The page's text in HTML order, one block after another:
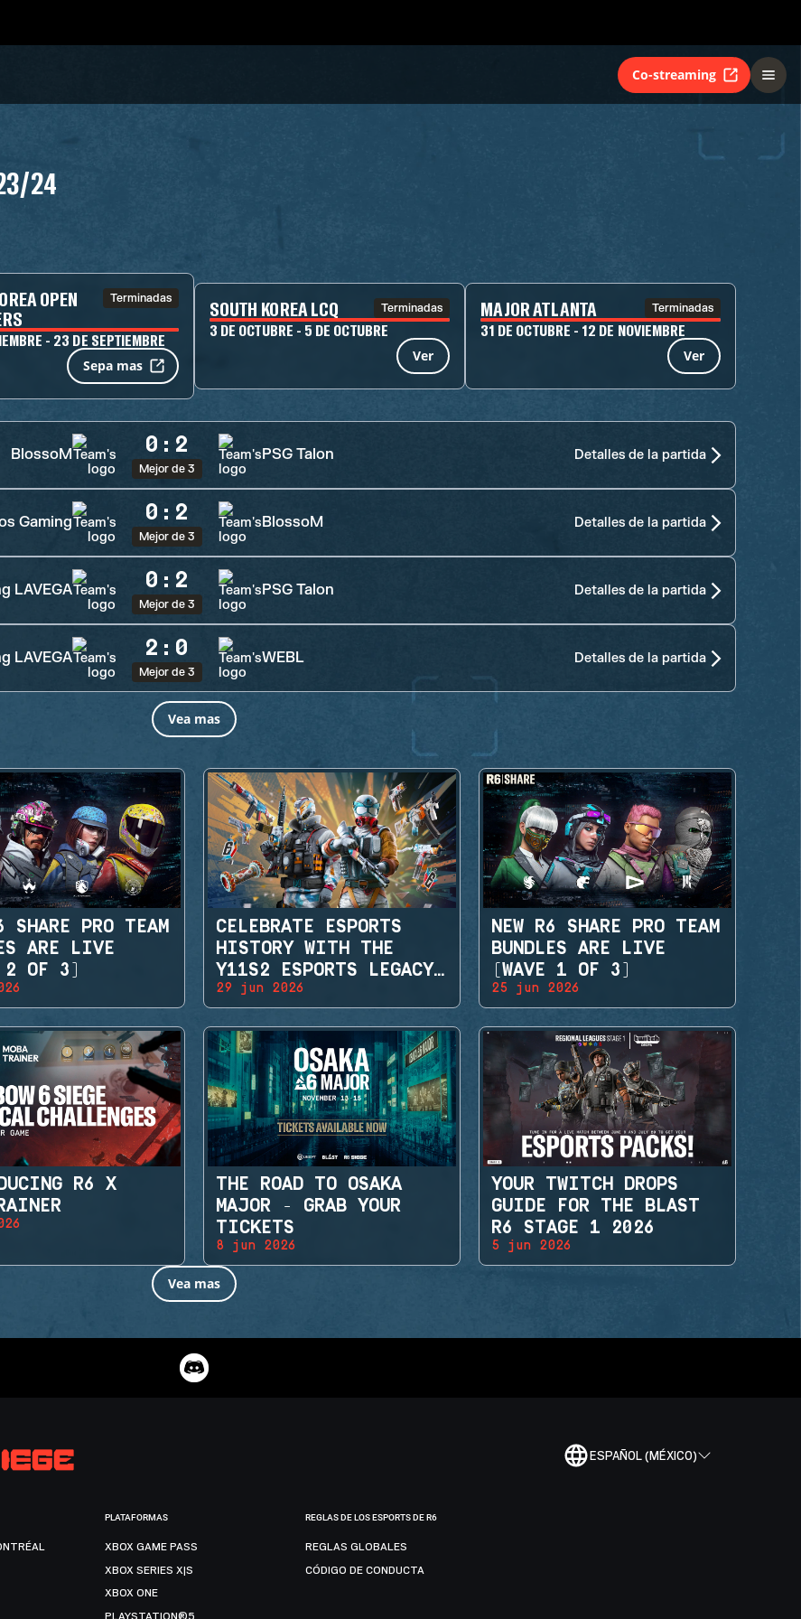
Co-streaming
24
OPEN
Terminadas
- 23 DE SEPTIEMBRE
Sepa mas
SOUTH KOREA LCQ Terminadas
3 DE OCTUBRE - 5 DE OCTUBRE
Ver
MAJOR ATLANTA Terminadas
31 DE OCTUBRE - 12 DE NOVIEMBRE
Ver
BlossoM 0 : 2
Mejor de 3
PSG Talon Detalles de la partida
Gaming 0 : 2
Mejor de 3
BlossoM Detalles de la partida
LAVEGA 0 : 2
Mejor de 3
PSG Talon Detalles de la partida
LAVEGA 2 : 0
Mejor de 3
WEBL Detalles de la partida
Vea mas
SHARE PRO TEAM
ARE LIVE
2 OF 3)
CELEBRATE ESPORTS
HISTORY WITH THE
Y11S2 ESPORTS LEGACY
SETS
29 jun 2026
NEW R6 SHARE PRO TEAM
BUNDLES ARE LIVE
(WAVE 1 OF 3)
25 jun 2026
R6 X
THE ROAD TO OSAKA
MAJOR - GRAB YOUR
TICKETS
8 jun 2026
YOUR TWITCH DROPS
GUIDE FOR THE BLAST
R6 STAGE 1 2026
5 jun 2026
Vea mas
ESPAÑOL (MÉXICO)
PLATAFORMAS
XBOX GAME PASS
XBOX SERIES X|S
XBOX ONE
PLAYSTATION®5
REGLAS DE LOS ESPORTS DE R6
REGLAS GLOBALES
CÓDIGO DE CONDUCTA